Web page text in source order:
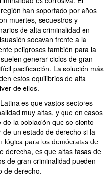
han soportado por años
muertes, secuestros y
de alta criminalidad en
socavan frente a la
peligrosos también para la
generar ciclos de gran
pacificación. La solución más
estos equilibrios de alta
de ellos.
es que vastos sectores
muy altas, y que en casos
la población que se siente
un estado de derecho si la
lógica para los demócratas de
derecha, es que altas tasas de
de gran criminalidad pueden
de derecho.